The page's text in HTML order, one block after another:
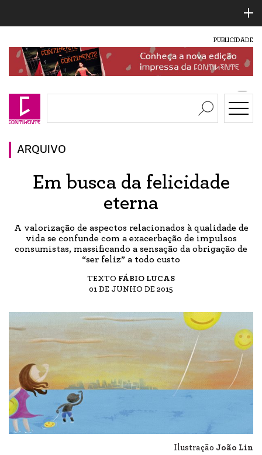
PUBLICIDADE
ARQUIVO
Em busca da felicidade
eterna
A valorização de aspectos relacionados à qualidade de
vida se confunde com a exacerbação de impulsos
consumistas, massificando a sensação da obrigação de
“ser feliz” a todo custo
TEXTO FÁBIO LUCAS
01 DE JUNHO DE 2015
Ilustração João Lin